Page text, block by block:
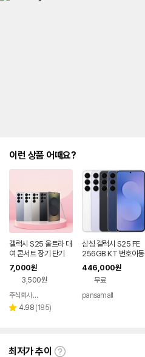
는
대
략
인
을
안
내
를
나
타
는
표
이런 상품 어때요?
갤럭시 S25 울트라 대
여 콘서트 장기 단기
7,000원
3,500원
페이
주식회사 폰빌리지
별 4.98 리
(185)
삼성 갤럭시 S25 FE
256GB KT 번호이동
공시지원 완납
446,000원
무료
pansamall
최저가 추이